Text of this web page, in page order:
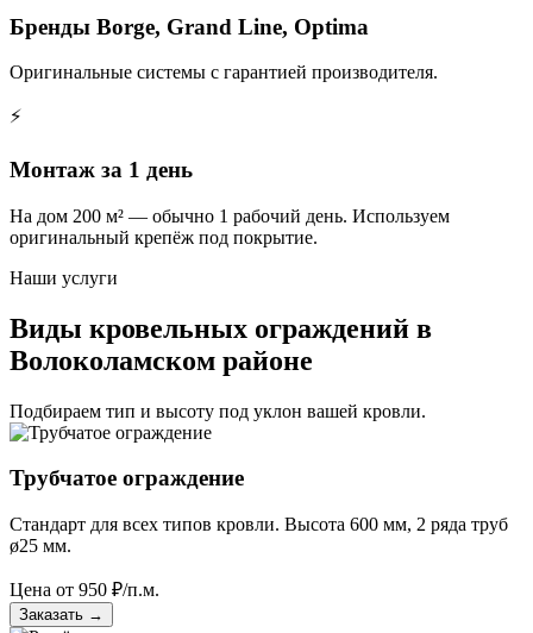
Бренды Borge, Grand Line, Optima
Оригинальные системы с гарантией производителя.
⚡
Монтаж за 1 день
На дом 200 м² — обычно 1 рабочий день. Используем
оригинальный крепёж под покрытие.
Наши услуги
Виды кровельных ограждений в
Волоколамском районе
Подбираем тип и высоту под уклон вашей кровли.
Трубчатое ограждение
Стандарт для всех типов кровли. Высота 600 мм, 2 ряда труб
ø25 мм.
Цена от 950 ₽/п.м.
Заказать →